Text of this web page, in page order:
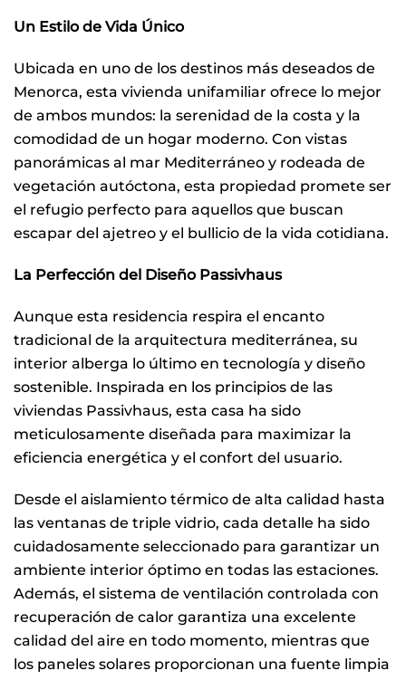
Un Estilo de Vida Único
Ubicada en uno de los destinos más deseados de
Menorca, esta vivienda unifamiliar ofrece lo mejor
de ambos mundos: la serenidad de la costa y la
comodidad de un hogar moderno. Con vistas
panorámicas al mar Mediterráneo y rodeada de
vegetación autóctona, esta propiedad promete ser
el refugio perfecto para aquellos que buscan
escapar del ajetreo y el bullicio de la vida cotidiana.
La Perfección del Diseño Passivhaus
Aunque esta residencia respira el encanto
tradicional de la arquitectura mediterránea, su
interior alberga lo último en tecnología y diseño
sostenible. Inspirada en los principios de las
viviendas Passivhaus, esta casa ha sido
meticulosamente diseñada para maximizar la
eficiencia energética y el confort del usuario.
Desde el aislamiento térmico de alta calidad hasta
las ventanas de triple vidrio, cada detalle ha sido
cuidadosamente seleccionado para garantizar un
ambiente interior óptimo en todas las estaciones.
Además, el sistema de ventilación controlada con
recuperación de calor garantiza una excelente
calidad del aire en todo momento, mientras que
los paneles solares proporcionan una fuente limpia